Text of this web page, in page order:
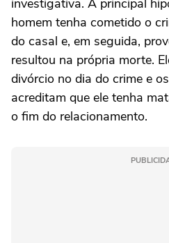
homem tenha cometido o
do casal e, em seguida,
resultou na própria morte.
divórcio no dia do crime e
acreditam que ele tenha
o fim do relacionamento.